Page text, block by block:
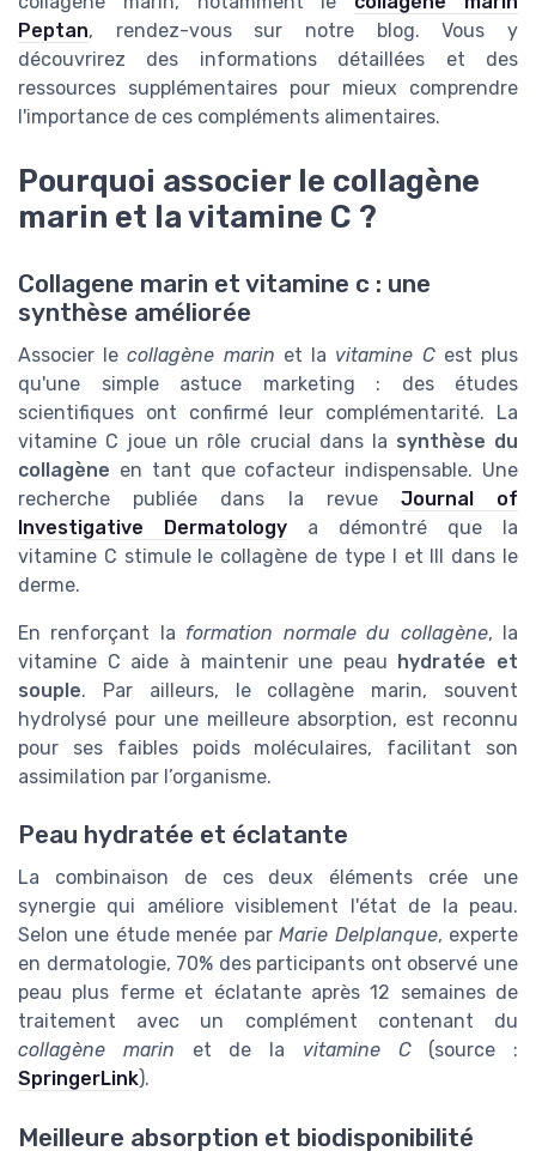
Peptan, rendez-vous sur notre blog. Vous y
découvrirez des informations détaillées et des
ressources supplémentaires pour mieux comprendre
l'importance de ces compléments alimentaires.
Pourquoi associer le collagène
marin et la vitamine C ?
Collagene marin et vitamine c : une
synthèse améliorée
Associer lecollagène marin et la vitamine Cest plus
qu'une simple astuce marketing : des études
scientifiques ont confirmé leur complémentarité. La
vitamine C joue un rôle crucial dans la synthèse du
collagène en tant que cofacteur indispensable. Une
recherche publiée dans la revue Journal of
Investigative Dermatology a démontré que la
vitamine C stimule le collagène de type I et III dans le
derme.
En renforçant la formation normale du collagène, la
vitamine C aide à maintenir une peau hydratée et
souple. Par ailleurs, le collagène marin, souvent
hydrolysé pour une meilleure absorption, est reconnu
pour ses faibles poids moléculaires, facilitant son
assimilation par l’organisme.
Peau hydratée et éclatante
La combinaison de ces deux éléments crée une
synergie qui améliore visiblement l'état de la peau.
Selon une étude menée parMarie Delplanque, experte
en dermatologie, 70% des participants ont observé une
peau plus ferme et éclatante après 12 semaines de
traitement avec un complément contenant du
collagène marin et de la vitamine C(source :
SpringerLink).
Meilleure absorption et biodisponibilité